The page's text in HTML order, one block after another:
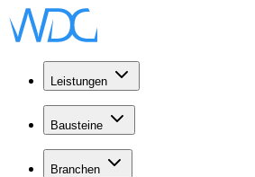
Leistungen
Bausteine
Branchen